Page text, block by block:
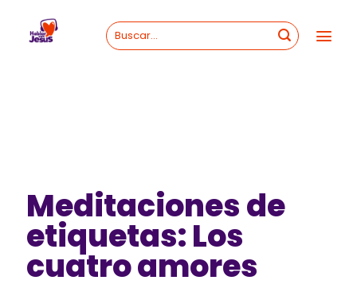
content
Meditaciones de
etiquetas: Los
cuatro amores